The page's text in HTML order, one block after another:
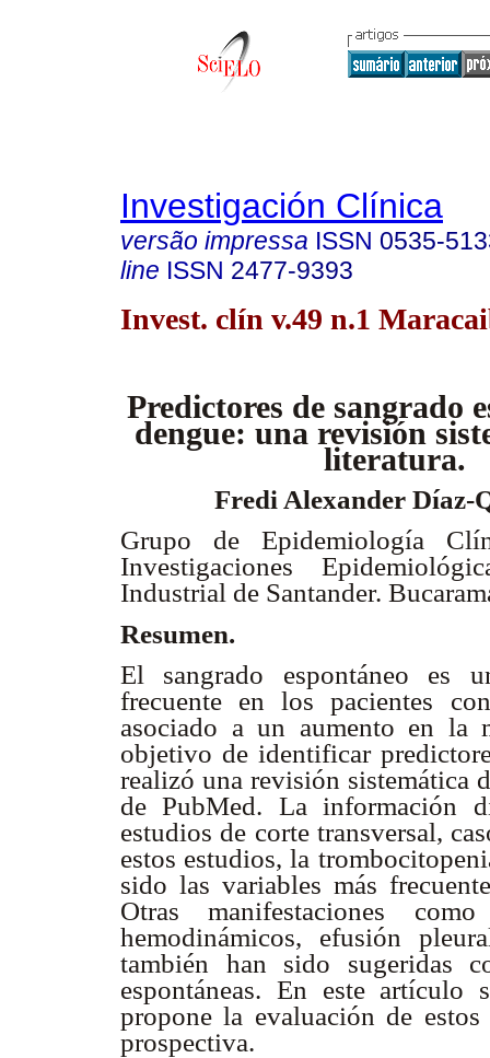
Investigación Clínica
versão impressa ISSN 0535-
line ISSN 2477-9393
Invest. clín v.49 n.1
Predictores de sangrado
dengue: una revisión
literatura.
Fredi Alexander Díaz-
Grupo de Epidemiología
Investigaciones
Industrial de Santander.
Resumen.
El sangrado espontáneo es
frecuente en los pacientes
asociado a un aumento en la
objetivo de identificar
realizó una revisión sistemática
de PubMed. La información
estudios de corte transversal,
estos estudios, la
sido las variables más
Otras manifestaciones
hemodinámicos, efusión
también han sido sugeridas
espontáneas. En este
propone la evaluación de
prospectiva.